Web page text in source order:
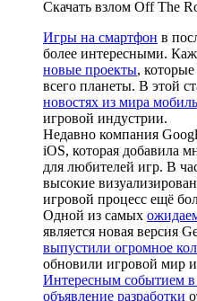
Скачать взлом Off The
Игры на смартфон в
более интересными.
новые проекты,
всего планеты. В этой
новостях из мира
игровой индустрии.
Недавно компания
iOS, которая добавила
для любителей игр. В
высокие
игровой процесс ещё
Одной из самых
является новая версия
выпустили огромное
обновили игровой мир
Интересным событием в
объявление разработки